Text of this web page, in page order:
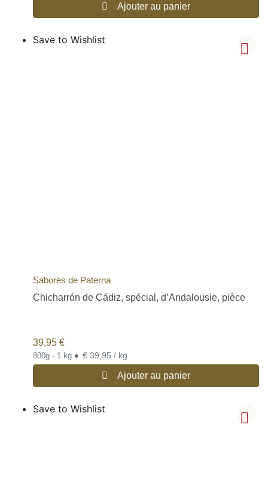
Ajouter au panier
Save to Wishlist
Sabores de Paterna
Chicharrón de Cádiz, spécial, d’Andalousie, pièce
39,95 €
800g - 1 kg • € 39,95 / kg
Ajouter au panier
Save to Wishlist